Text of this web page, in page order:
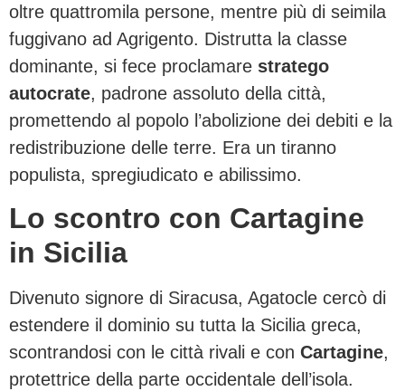
oltre quattromila persone, mentre più di seimila
fuggivano ad Agrigento. Distrutta la classe
dominante, si fece proclamare stratego
autocrate, padrone assoluto della città,
promettendo al popolo l’abolizione dei debiti e la
redistribuzione delle terre. Era un tiranno
populista, spregiudicato e abilissimo.
Lo scontro con Cartagine
in Sicilia
Divenuto signore di Siracusa, Agatocle cercò di
estendere il dominio su tutta la Sicilia greca,
scontrandosi con le città rivali e con Cartagine,
protettrice della parte occidentale dell’isola.